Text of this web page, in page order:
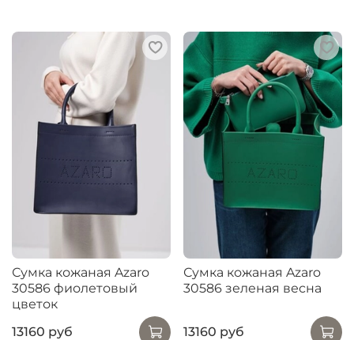
Сумка кожаная Azaro
30586 фиолетовый
цветок
13160 руб
Сумка кожаная Azaro
30586 зеленая весна
13160 руб